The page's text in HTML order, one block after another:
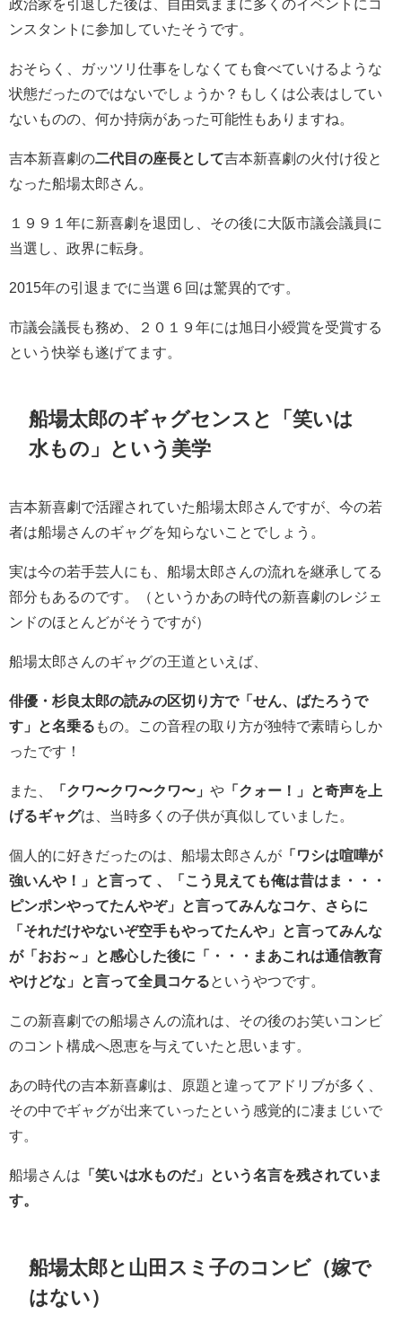
政治家を引退した後は、自由気ままに多くのイベントにコ
ンスタントに参加していたそうです。
おそらく、ガッツリ仕事をしなくても食べていけるような
状態だったのではないでしょうか？もしくは公表はしてい
ないものの、何か持病があった可能性もありますね。
吉本新喜劇の二代目の座長として吉本新喜劇の火付け役と
なった船場太郎さん。
１９９１年に新喜劇を退団し、その後に大阪市議会議員に
当選し、政界に転身。
2015年の引退までに当選６回は驚異的です。
市議会議長も務め、２０１９年には旭日小綬賞を受賞する
という快挙も遂げてます。
船場太郎のギャグセンスと「笑いは
水もの」という美学
吉本新喜劇で活躍されていた船場太郎さんですが、今の若
者は船場さんのギャグを知らないことでしょう。
実は今の若手芸人にも、船場太郎さんの流れを継承してる
部分もあるのです。（というかあの時代の新喜劇のレジェ
ンドのほとんどがそうですが）
船場太郎さんのギャグの王道といえば、
俳優・杉良太郎の読みの区切り方で「せん、ばたろうで
す」と名乗る もの。この音程の取り方が独特で素晴らしか
ったです！
また、 「クワ〜クワ〜クワ〜」 や 「クォー！」と奇声を上
げるギャグは、当時多くの子供が真似していました。
個人的に好きだったのは、船場太郎さんが 「ワシは喧嘩が
強いんや！」と言って 、「こう見えても俺は昔はま・・・
ピンポンやってたんやぞ」と言ってみんなコケ、さらに
「それだけやないぞ空手もやってたんや」と言ってみんな
が「おお～」と感心した後に「・・・まあこれは通信教育
やけどな」と言って全員コケる というやつです。
この新喜劇での船場さんの流れは、その後のお笑いコンビ
のコント構成へ恩恵を与えていたと思います。
あの時代の吉本新喜劇は、原題と違ってアドリブが多く、
その中でギャグが出来ていったという感覚的に凄まじいで
す。
船場さんは 「笑いは水ものだ」という名言を残されていま
す。
船場太郎と 山田スミ子のコンビ（嫁で
はない）